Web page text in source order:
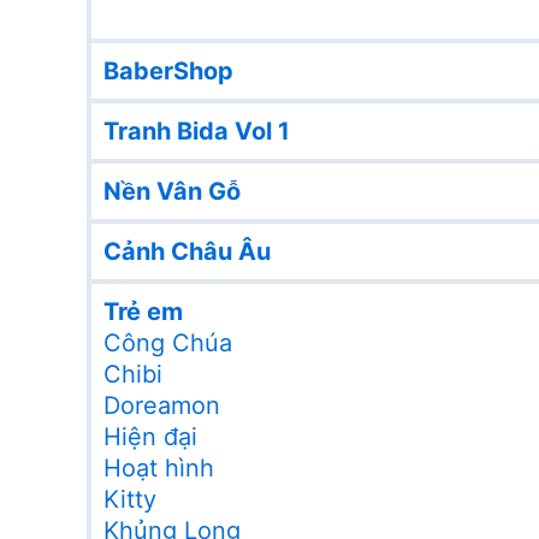
BaberShop
Tranh Bida Vol 1
Nền Vân Gỗ
Cảnh Châu Âu
Trẻ em
Công Chúa
Chibi
Doreamon
Hiện đại
Hoạt hình
Kitty
Khủng Long